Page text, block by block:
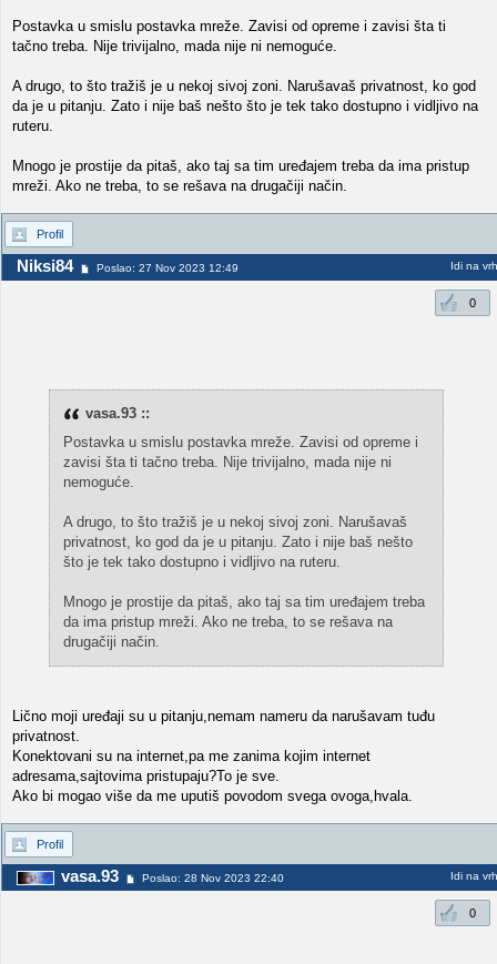
Postavka u smislu postavka mreže. Zavisi od opreme i zavisi šta ti
tačno treba. Nije trivijalno, mada nije ni nemoguće.
A drugo, to što tražiš je u nekoj sivoj zoni. Narušavaš privatnost, ko god
da je u pitanju. Zato i nije baš nešto što je tek tako dostupno i vidljivo na
ruteru.
Mnogo je prostije da pitaš, ako taj sa tim uređajem treba da ima pristup
mreži. Ako ne treba, to se rešava na drugačiji način.
Profil
Niksi84 Poslao: 27 Nov 2023 12:49 Idi na vrh
0
vasa.93 ::
Postavka u smislu postavka mreže. Zavisi od opreme i
zavisi šta ti tačno treba. Nije trivijalno, mada nije ni
nemoguće.
A drugo, to što tražiš je u nekoj sivoj zoni. Narušavaš
privatnost, ko god da je u pitanju. Zato i nije baš nešto
što je tek tako dostupno i vidljivo na ruteru.
Mnogo je prostije da pitaš, ako taj sa tim uređajem treba
da ima pristup mreži. Ako ne treba, to se rešava na
drugačiji način.
Lično moji uređaji su u pitanju,nemam nameru da narušavam tuđu
privatnost.
Konektovani su na internet,pa me zanima kojim internet
adresama,sajtovima pristupaju?To je sve.
Ako bi mogao više da me uputiš povodom svega ovoga,hvala.
Profil
vasa.93 Poslao: 28 Nov 2023 22:40 Idi na vrh
0